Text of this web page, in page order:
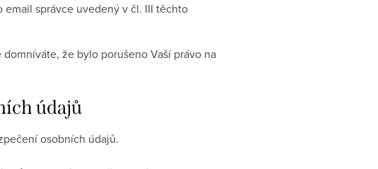
správce uvedený v čl. III těchto
že bylo porušeno Vaší právo na
údajů
osobních údajů.